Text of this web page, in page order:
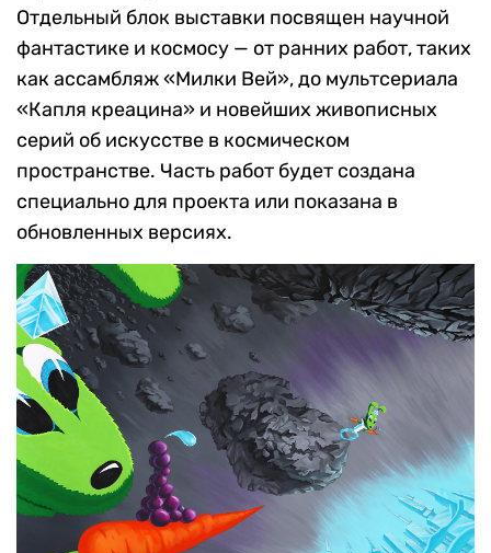
Отдельный блок выставки посвящен научной
фантастике и космосу — от ранних работ, таких
как ассамбляж «Милки Вей», до мультсериала
«Капля креацина» и новейших живописных
серий об искусстве в космическом
пространстве. Часть работ будет создана
специально для проекта или показана в
обновленных версиях.